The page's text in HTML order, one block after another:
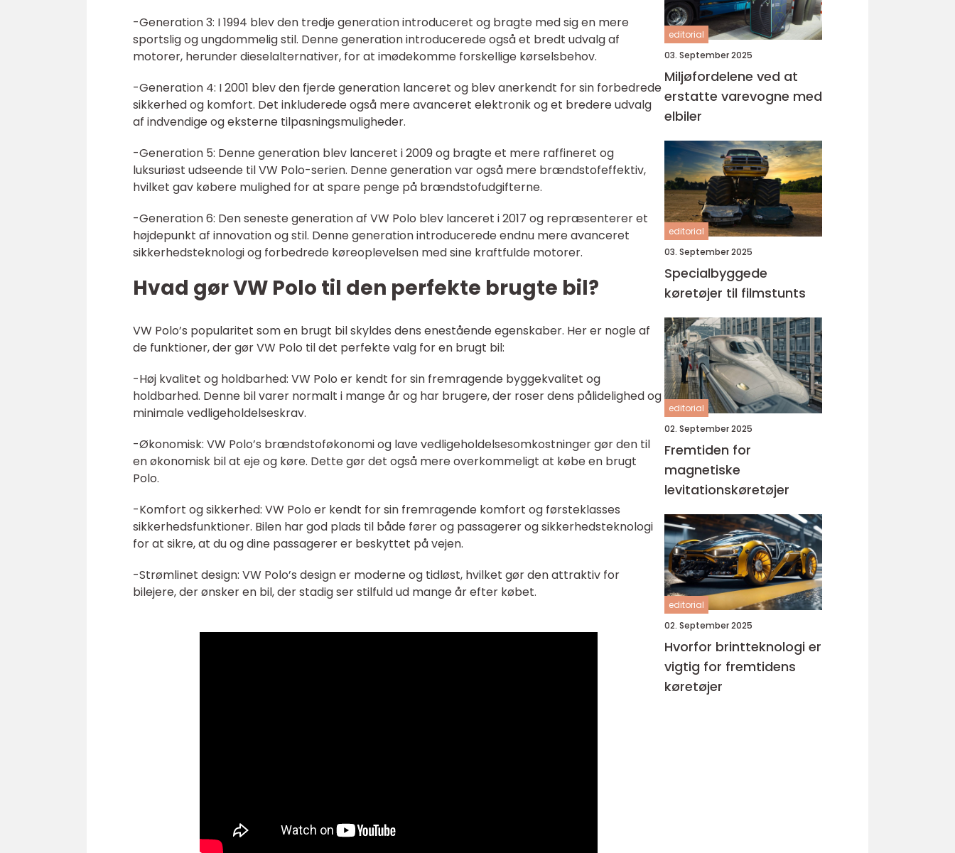
-Generation 3: I 1994 blev den tredje generation introduceret og bragte med sig en mere
sportslig og ungdommelig stil. Denne generation introducerede også et bredt udvalg af
motorer, herunder dieselalternativer, for at imødekomme forskellige kørselsbehov.
-Generation 4: I 2001 blev den fjerde generation lanceret og blev anerkendt for sin forbedrede
sikkerhed og komfort. Det inkluderede også mere avanceret elektronik og et bredere udvalg
af indvendige og eksterne tilpasningsmuligheder.
-Generation 5: Denne generation blev lanceret i 2009 og bragte et mere raffineret og
luksuriøst udseende til VW Polo-serien. Denne generation var også mere brændstofeffektiv,
hvilket gav købere mulighed for at spare penge på brændstofudgifterne.
-Generation 6: Den seneste generation af VW Polo blev lanceret i 2017 og repræsenterer et
højdepunkt af innovation og stil. Denne generation introducerede endnu mere avanceret
sikkerhedsteknologi og forbedrede køreoplevelsen med sine kraftfulde motorer.
Hvad gør VW Polo til den perfekte brugte bil?
VW Polo’s popularitet som en brugt bil skyldes dens enestående egenskaber. Her er nogle af
de funktioner, der gør VW Polo til det perfekte valg for en brugt bil:
-Høj kvalitet og holdbarhed: VW Polo er kendt for sin fremragende byggekvalitet og
holdbarhed. Denne bil varer normalt i mange år og har brugere, der roser dens pålidelighed og
minimale vedligeholdelseskrav.
-Økonomisk: VW Polo’s brændstoføkonomi og lave vedligeholdelsesomkostninger gør den til
en økonomisk bil at eje og køre. Dette gør det også mere overkommeligt at købe en brugt
Polo.
-Komfort og sikkerhed: VW Polo er kendt for sin fremragende komfort og førsteklasses
sikkerhedsfunktioner. Bilen har god plads til både fører og passagerer og sikkerhedsteknologi
for at sikre, at du og dine passagerer er beskyttet på vejen.
-Strømlinet design: VW Polo’s design er moderne og tidløst, hvilket gør den attraktiv for
bilejere, der ønsker en bil, der stadig ser stilfuld ud mange år efter købet.
editorial
03. September 2025
Miljøfordelene ved at
erstatte varevogne med
elbiler
editorial
03. September 2025
Specialbyggede
køretøjer til filmstunts
editorial
02. September 2025
Fremtiden for
magnetiske
levitationskøretøjer
editorial
02. September 2025
Hvorfor brintteknologi er
vigtig for fremtidens
køretøjer